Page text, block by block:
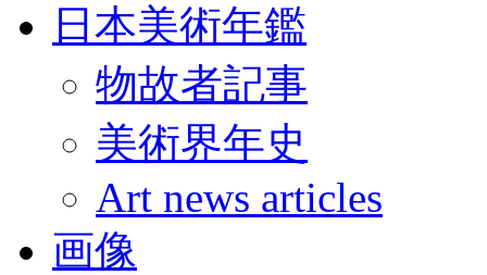
日本美術年鑑
物故者記事
美術界年史
Art news articles
画像